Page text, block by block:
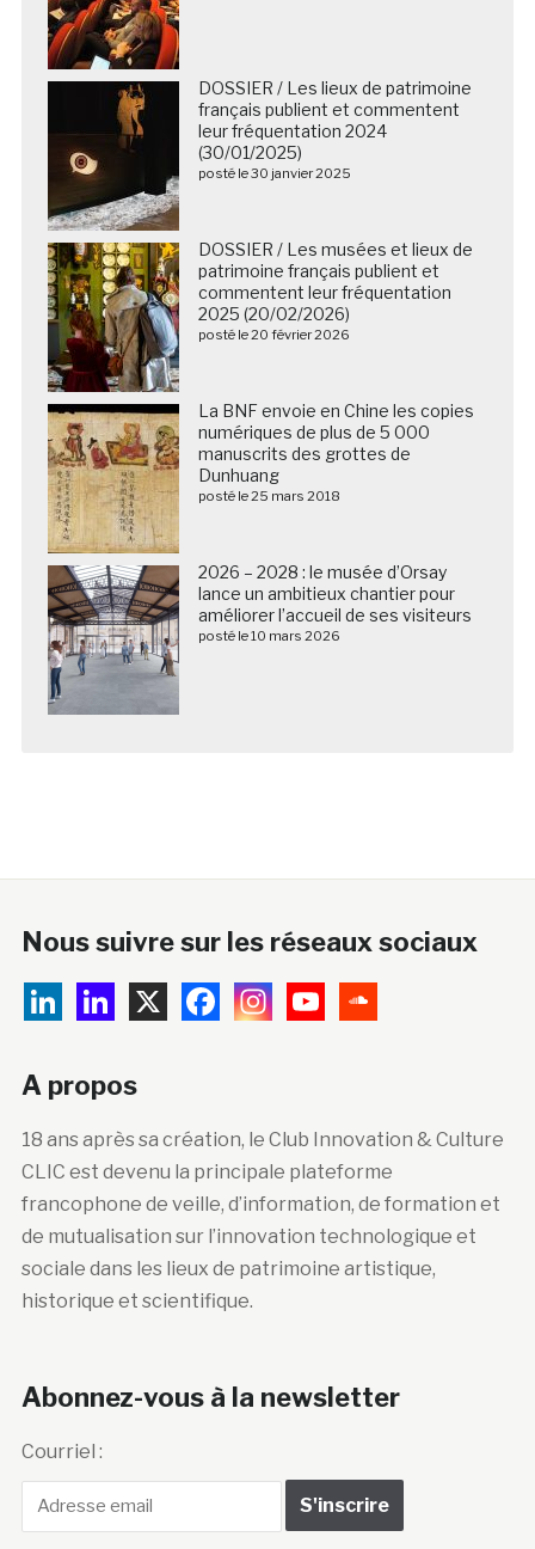
DOSSIER / Les lieux de patrimoine
français publient et commentent
leur fréquentation 2024
(30/01/2025)
posté le 30 janvier 2025
DOSSIER / Les musées et lieux de
patrimoine français publient et
commentent leur fréquentation
2025 (20/02/2026)
posté le 20 février 2026
La BNF envoie en Chine les copies
numériques de plus de 5 000
manuscrits des grottes de
Dunhuang
posté le 25 mars 2018
2026 – 2028 : le musée d’Orsay
lance un ambitieux chantier pour
améliorer l’accueil de ses visiteurs
posté le 10 mars 2026
Nous suivre sur les réseaux sociaux
A propos
18 ans après sa création, le Club Innovation & Culture
CLIC est devenu la principale plateforme
francophone de veille, d’information, de formation et
de mutualisation sur l’innovation technologique et
sociale dans les lieux de patrimoine artistique,
historique et scientifique.
Abonnez-vous à la newsletter
Courriel :